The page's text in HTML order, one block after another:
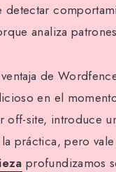
detectar
analiza
de
en el
off-site, introduce
práctica, pero
profundizamos